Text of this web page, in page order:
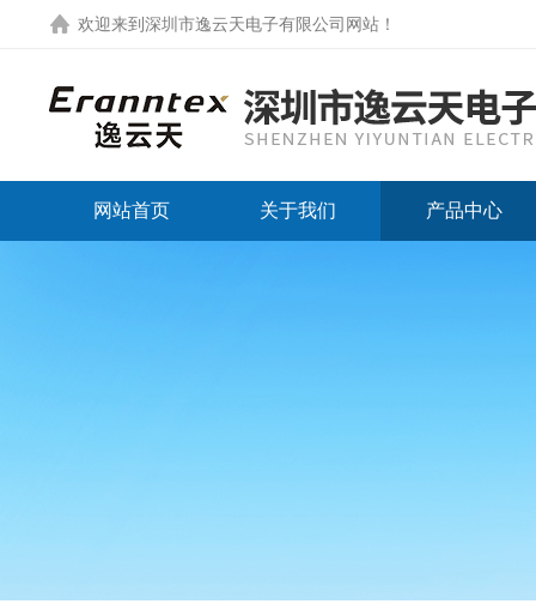
欢迎来到 深圳市逸云天电子有限公司网站 ！
网站首页 关于我们 产品中心